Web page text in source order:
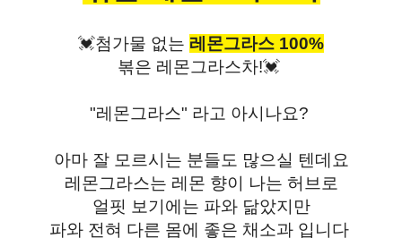
💓첨가물 없는 레몬그라스 100%
볶은 레몬그라스차!💓
"레몬그라스" 라고 아시나요?
아마 잘 모르시는 분들도 많으실 텐데요
레몬그라스는 레몬 향이 나는 허브로
얼핏 보기에는 파와 닮았지만
파와 전혀 다른 몸에 좋은 채소과 입니다